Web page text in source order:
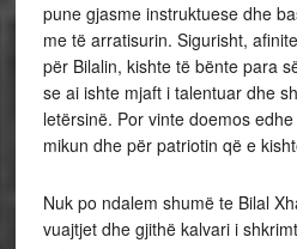
pune gjasme instruktuese dhe
me të arratisurin. Sigurisht,
për Bilalin, kishte të bënte para
se ai ishte mjaft i talentuar dhe
letërsinë. Por vinte doemos
mikun dhe për patriotin që e
Nuk po ndalem shumë te Bilal
vuajtjet dhe gjithë kalvari i